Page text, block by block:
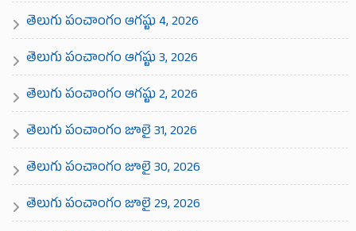
తెలుగు పంచాంగం ఆగష్టు 4, 2026
తెలుగు పంచాంగం ఆగష్టు 3, 2026
తెలుగు పంచాంగం ఆగష్టు 2, 2026
తెలుగు పంచాంగం జూలై 31, 2026
తెలుగు పంచాంగం జూలై 30, 2026
తెలుగు పంచాంగం జూలై 29, 2026